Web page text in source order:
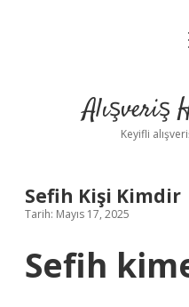
Alışveriş
Keyifli
Sefih Kişi Kimdir
Tarih: Mayıs 17, 2025
Sefih